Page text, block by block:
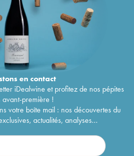
encontact
iDealwine et profitez de nos pépites
avant-première !
votre boîte mail : nos découvertes du
actualités, analyses...